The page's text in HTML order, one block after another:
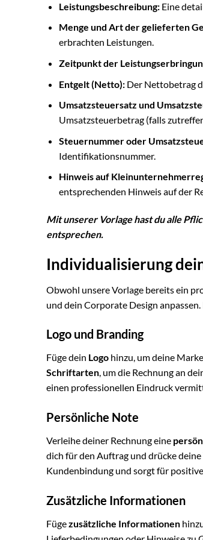
Leistungsbeschreibung:Eine
Menge und Art der gelieferten
erbrachten Leistungen.
Zeitpunkt der
Entgelt (Netto):Der Nettobetrag
Umsatzsteuersatz und
Umsatzsteuerbetrag (falls
Steuernummer oder
Identifikationsnummer.
Hinweis auf
entsprechenden Hinweis auf der
Mit unserer Vorlage hast du alle
entsprechen.
Individualisierung
Obwohl unsere Vorlage bereits ein
und dein Corporate Design
Logo und Branding
Füge dein Logo hinzu, um deine
Schriftarten, um die Rechnung an
einen professionellen Eindruck
Persönliche Note
Verleihe deiner Rechnung eine
dich für den Auftrag und drücke
Kundenbindung und sorgt für
Zusätzliche Informationen
Fügezusätzliche Informationen